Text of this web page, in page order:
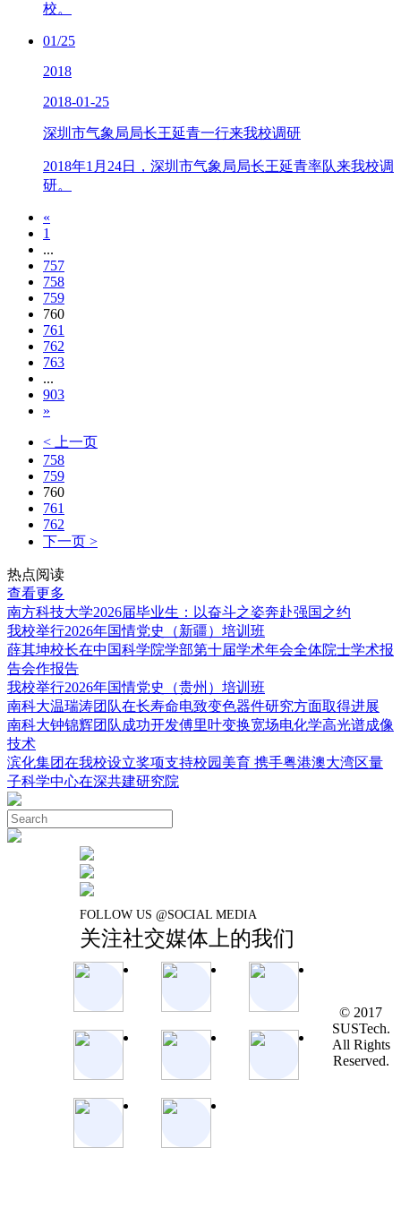
校。
01/25
2018
2018-01-25
深圳市气象局局长王延青一行来我校调研
2018年1月24日，深圳市气象局局长王延青率队来我校调
研。
«
1
...
757
758
759
760
761
762
763
...
903
»
< 上一页
758
759
760
761
762
下一页 >
热点阅读
查看更多
南方科技大学2026届毕业生：以奋斗之姿奔赴强国之约
我校举行2026年国情党史（新疆）培训班
薛其坤校长在中国科学院学部第十届学术年会全体院士学术报
告会作报告
我校举行2026年国情党史（贵州）培训班
南科大温瑞涛团队在长寿命电致变色器件研究方面取得进展
南科大钟锦辉团队成功开发傅里叶变换宽场电化学高光谱成像
技术
滨化集团在我校设立奖项支持校园美育 携手粤港澳大湾区量
子科学中心在深共建研究院
FOLLOW US @SOCIAL MEDIA
关注社交媒体上的我们
© 2017
SUSTech.
All Rights
Reserved.